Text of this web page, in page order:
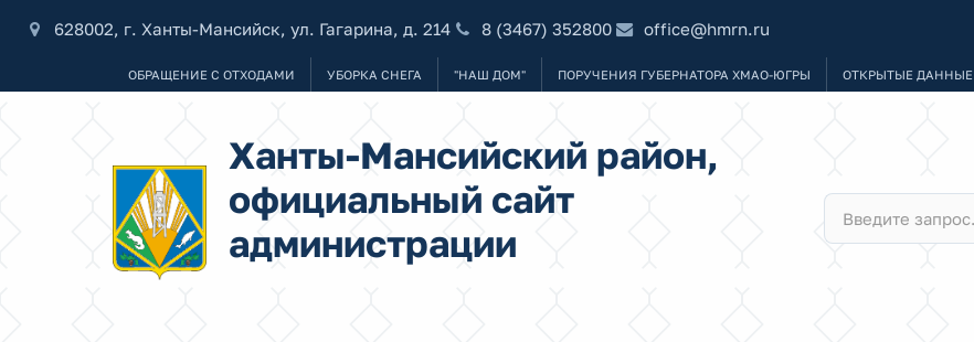
628002, г. Ханты-Мансийск, ул. Гагарина, д. 214 8 (3467) 352800 office@hmrn.ru
ОБРАЩЕНИЕ С ОТХОДАМИ УБОРКА СНЕГА "НАШ ДОМ" ПОРУЧЕНИЯ ГУБЕРНАТОРА ХМАО-ЮГРЫ ОТКРЫТЫЕ ДАННЫЕ
Ханты-Мансийский район,
официальный сайт
администрации